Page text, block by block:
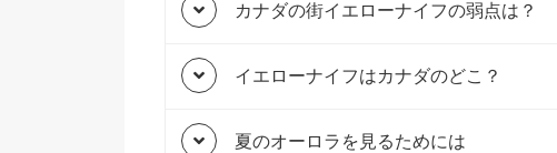
カナダの街イエローナイフの弱点は？
イエローナイフはカナダのどこ？
夏のオーロラを見るためには